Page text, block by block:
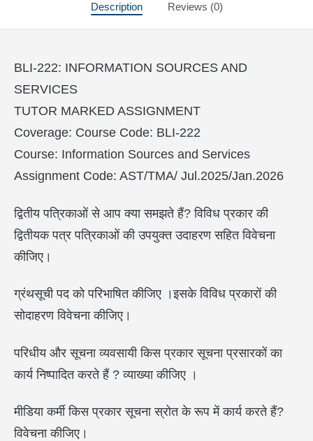
Description Reviews (0)
BLI-222: INFORMATION SOURCES AND
SERVICES
TUTOR MARKED ASSIGNMENT
Coverage: Course Code: BLI-222
Course: Information Sources and Services
Assignment Code: AST/TMA/ Jul.2025/Jan.2026
द्वितीय पत्रिकाओं से आप क्या समझते हैं? विविध प्रकार की
द्वितीयक पत्र पत्रिकाओं की उपयुक्त उदाहरण सहित विवेचना
कीजिए।
ग्रंथसूची पद को परिभाषित कीजिए ।इसके विविध प्रकारों की
सोदाहरण विवेचना कीजिए।
परिधीय और सूचना व्यवसायी किस प्रकार सूचना प्रसारकों का
कार्य निष्पादित करते हैं ? व्याख्या कीजिए ।
मीडिया कर्मी किस प्रकार सूचना स्रोत के रूप में कार्य करते हैं?
विवेचना कीजिए।